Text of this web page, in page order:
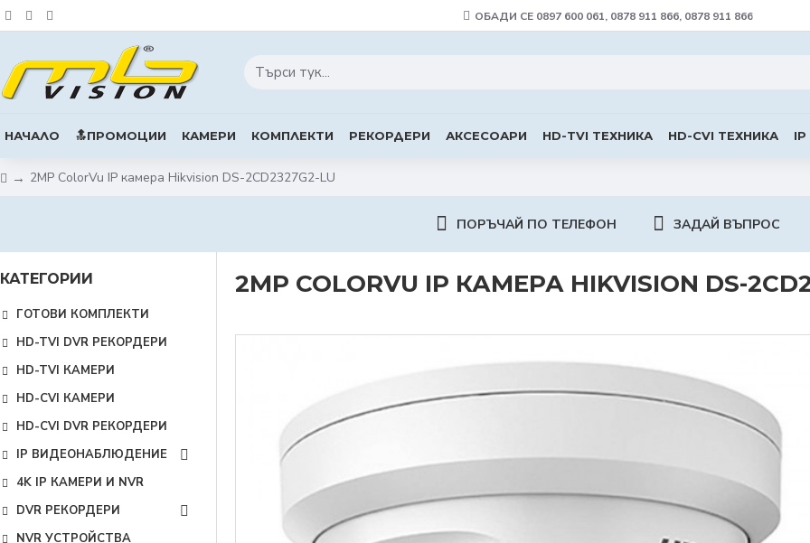
ОБАДИ СЕ 0897 600 061, 0878 911 866, 0878 911 866
НАЧАЛО 🔝ПРОМОЦИИ КАМЕРИ КОМПЛЕКТИ РЕКОРДЕРИ АКСЕСОАРИ HD-TVI ТЕХНИКА HD-CVI ТЕХНИКА
2MP ColorVu IP камера Hikvision DS-2CD2327G2-LU
ПОРЪЧАЙ ПО ТЕЛЕФОН ЗАДАЙ ВЪПРОС
КАТЕГОРИИ
ГОТОВИ КОМПЛЕКТИ
HD-TVI DVR РЕКОРДЕРИ
HD-TVI КАМЕРИ
HD-CVI КАМЕРИ
HD-CVI DVR РЕКОРДЕРИ
IP ВИДЕОНАБЛЮДЕНИЕ
4K IP КАМЕРИ И NVR
DVR РЕКОРДЕРИ
NVR УСТРОЙСТВА
2MP COLORVU IP КАМЕРА HIKVISION DS-